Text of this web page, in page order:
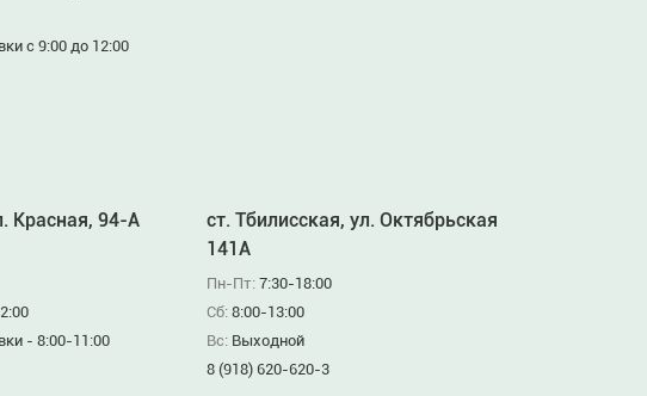
с 9:00 до 12:00
Красная, 94-А
- 8:00-11:00
ст. Тбилисская, ул. Октябрьская
141А
Пн-Пт: 7:30-18:00
Сб: 8:00-13:00
Вс: Выходной
8 (918) 620-620-3